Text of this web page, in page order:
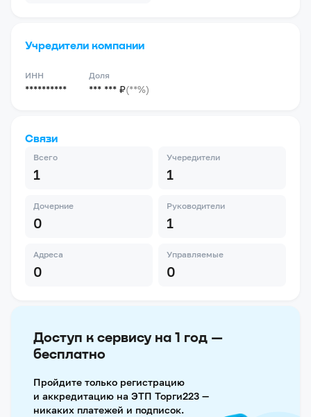
Учредители компании
ИНН
**********
Доля
*** *** ₽(**%)
Связи
Всего
1
Учередители
1
Дочерние
0
Руководители
1
Адреса
0
Управляемые
0
Доступ к сервису на 1 год —
бесплатно
Пройдите только регистрацию
и аккредитацию на ЭТП Торги223 —
никаких платежей и подписок.